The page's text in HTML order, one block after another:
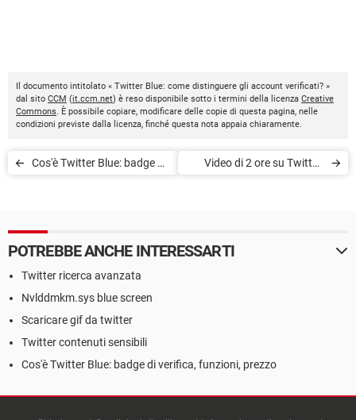
Il documento intitolato « Twitter Blue: come distinguere gli account verificati? »
dal sito CCM (it.ccm.net) è reso disponibile sotto i termini della licenza Creative
Commons. È possibile copiare, modificare delle copie di questa pagina, nelle
condizioni previste dalla licenza, finché questa nota appaia chiaramente.
Cos'è Twitter Blue: badge di
Video di 2 ore su Twitter:
POTREBBE ANCHE INTERESSARTI
Twitter ricerca avanzata
Nvlddmkm.sys blue screen
Scaricare gif da twitter
Twitter contenuti sensibili
Cos'è Twitter Blue: badge di verifica, funzioni, prezzo